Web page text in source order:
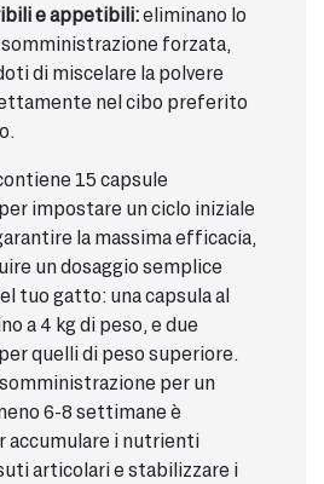
e appetibili:eliminano lo
forzata,
di miscelare la polvere
nel cibo preferito
15 capsule
impostare un ciclo iniziale
la massima efficacia,
un dosaggio semplice
tuo gatto: una capsula al
a 4 kg di peso, e due
quelli di peso superiore.
per un
6-8 settimane è
accumulare i nutrienti
articolari e stabilizzare i